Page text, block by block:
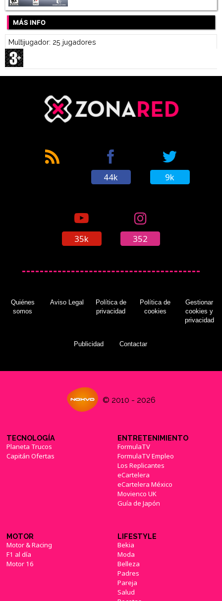
MÁS INFO
Multijugador: 25 jugadores
44k 9k
35k 352
Quiénes
somos
Aviso Legal
Política de
privacidad
Política de
cookies
Gestionar
cookies y
privacidad
Publicidad Contactar
© 2010 - 2026
TECNOLOGÍA
Planeta Trucos
Capitán Ofertas
ENTRETENIMIENTO
FormulaTV
FormulaTV Empleo
Los Replicantes
eCartelera
eCartelera México
Movienco UK
Guía de Japón
MOTOR
Motor & Racing
F1 al día
Motor 16
LIFESTYLE
Bekia
Moda
Belleza
Padres
Pareja
Salud